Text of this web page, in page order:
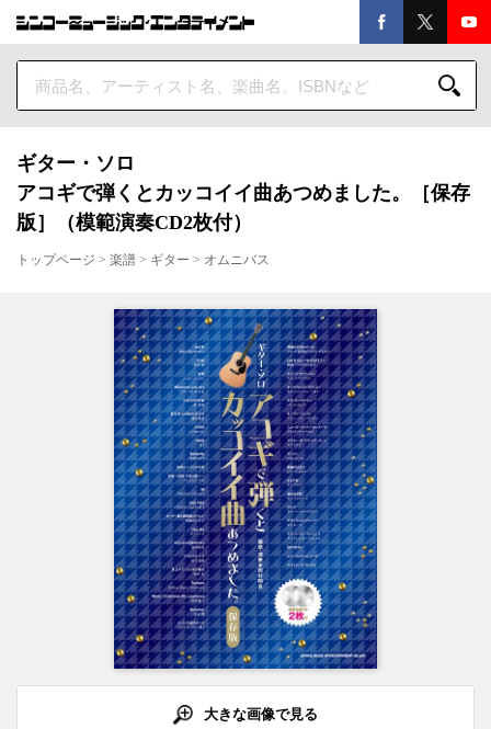
ギター・ソロ
アコギで弾くとカッコイイ曲あつめました。［保存
版］（模範演奏CD2枚付）
トップページ > 楽譜 > ギター > オムニバス
大きな画像で見る